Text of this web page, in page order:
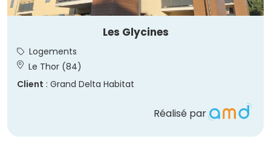
Les Glycines
Logements
Le Thor (84)
Client : Grand Delta Habitat
Réalisé par